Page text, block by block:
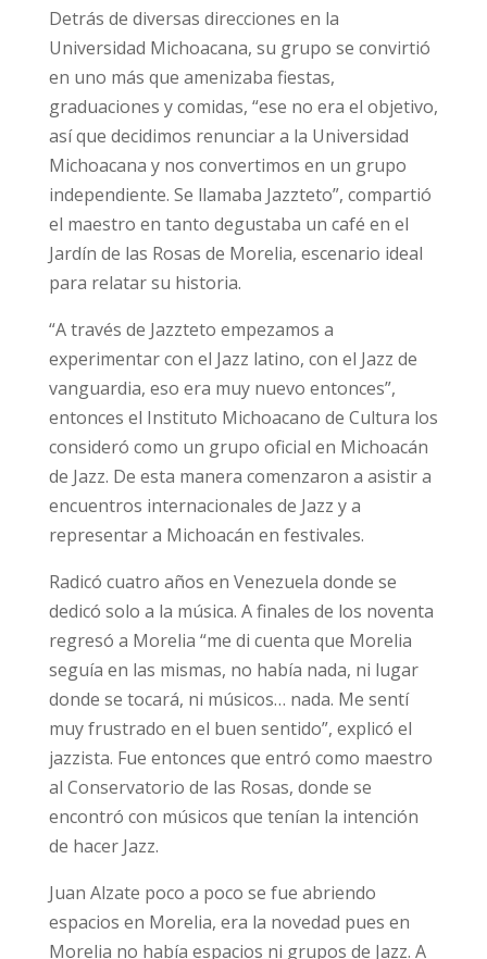
Detrás de diversas direcciones en la
Universidad Michoacana, su grupo se convirtió
en uno más que amenizaba fiestas,
graduaciones y comidas, “ese no era el objetivo,
así que decidimos renunciar a la Universidad
Michoacana y nos convertimos en un grupo
independiente. Se llamaba Jazzteto”, compartió
el maestro en tanto degustaba un café en el
Jardín de las Rosas de Morelia, escenario ideal
para relatar su historia.
“A través de Jazzteto empezamos a
experimentar con el Jazz latino, con el Jazz de
vanguardia, eso era muy nuevo entonces”,
entonces el Instituto Michoacano de Cultura los
consideró como un grupo oficial en Michoacán
de Jazz. De esta manera comenzaron a asistir a
encuentros internacionales de Jazz y a
representar a Michoacán en festivales.
Radicó cuatro años en Venezuela donde se
dedicó solo a la música. A finales de los noventa
regresó a Morelia “me di cuenta que Morelia
seguía en las mismas, no había nada, ni lugar
donde se tocará, ni músicos… nada. Me sentí
muy frustrado en el buen sentido”, explicó el
jazzista. Fue entonces que entró como maestro
al Conservatorio de las Rosas, donde se
encontró con músicos que tenían la intención
de hacer Jazz.
Juan Alzate poco a poco se fue abriendo
espacios en Morelia, era la novedad pues en
Morelia no había espacios ni grupos de Jazz. A